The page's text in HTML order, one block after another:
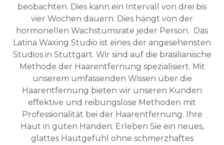
beobachten. Dies kann ein Intervall von drei bis
vier Wochen dauern. Dies hängt von der
hormonellen Wachstumsrate jeder Person. Das
Latina Waxing Studio ist eines der angesehensten
Studios in Stuttgart. Wir sind auf die brasilianische
Methode der Haarentfernung spezialisiert. Mit
unserem umfassenden Wissen über die
Haarentfernung bieten wir unseren Kunden
effektive und reibungslose Methoden mit
Professionalität bei der Haarentfernung. Ihre
Haut in guten Händen. Erleben Sie ein neues,
glattes Hautgefühl ohne schmerzhaftes